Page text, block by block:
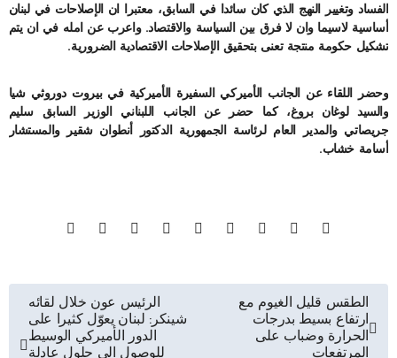
الفساد وتغيير النهج الذي كان سائدا في السابق، معتبرا ان الإصلاحات في لبنان
أساسية لاسيما وان لا فرق بين السياسة والاقتصاد. واعرب عن امله في ان يتم
تشكيل حكومة منتجة تعنى بتحقيق الإصلاحات الاقتصادية الضرورية.
وحضر اللقاء عن الجانب الأميركي السفيرة الأميركية في بيروت دوروثي شيا
والسيد لوغان بروغ، كما حضر عن الجانب اللبناني الوزير السابق سليم
جريصاتي والمدير العام لرئاسة الجمهورية الدكتور أنطوان شقير والمستشار
أسامة خشاب.
تصفّح
المقالات
الطقس قليل الغيوم مع
ارتفاع بسيط بدرجات
الحرارة وضباب على
المرتفعات
الرئيس عون خلال لقائه
شينكر: لبنان يعوّل كثيرا على
الدور الأميركي الوسيط
للوصول الى حلول عادلة